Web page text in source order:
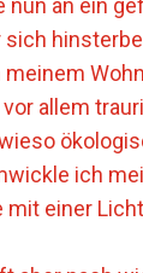
nun an ein
sich
meinem
allem
ich
mit einer